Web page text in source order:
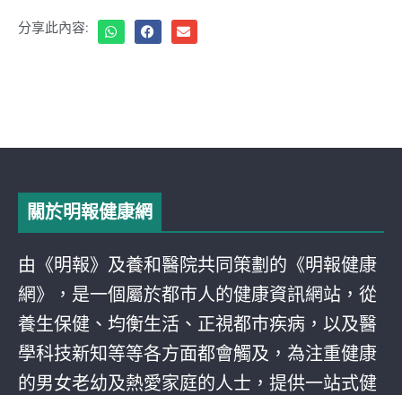
分享此內容:
關於明報健康網
由《明報》及養和醫院共同策劃的《明報健康
網》，是一個屬於都巿人的健康資訊網站，從
養生保健、均衡生活、正視都巿疾病，以及醫
學科技新知等等各方面都會觸及，為注重健康
的男女老幼及熱愛家庭的人士，提供一站式健